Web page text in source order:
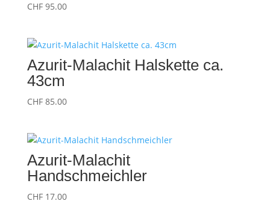
CHF95.00
Azurit-Malachit Halskette ca.
43cm
CHF85.00
Azurit-Malachit
Handschmeichler
CHF17.00